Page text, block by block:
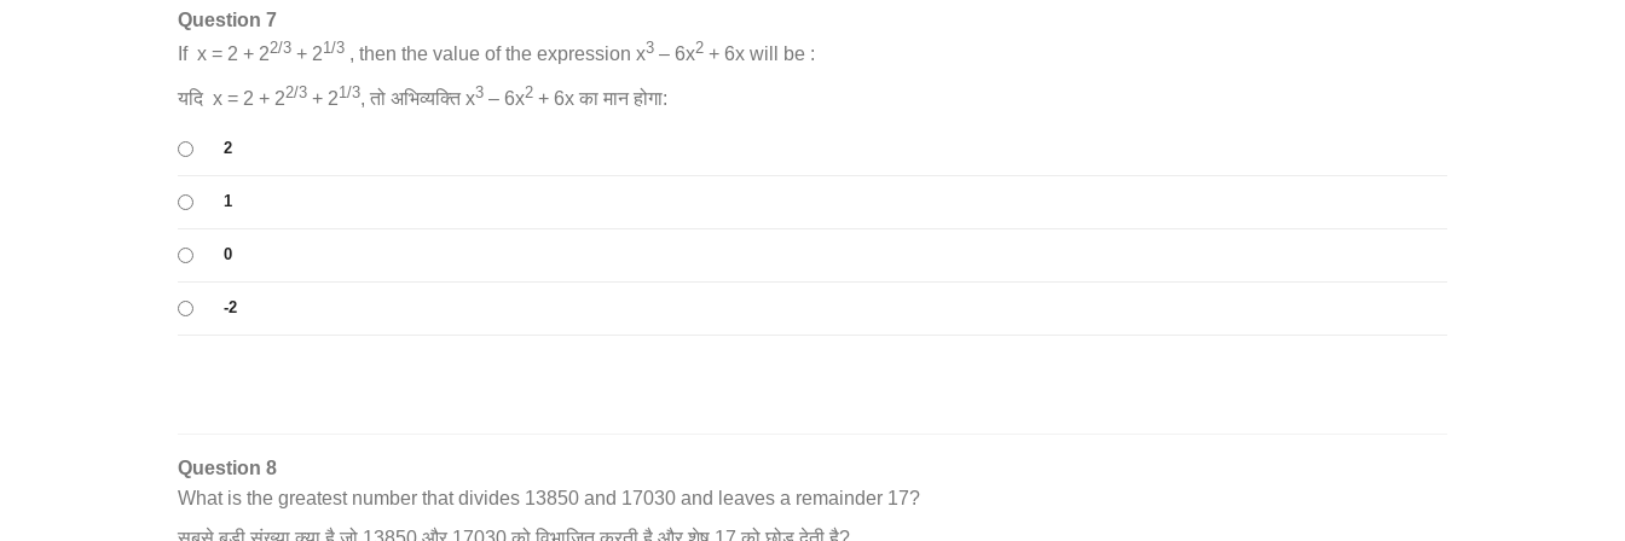
Question 7
If x = 2 + 22/3 + 21/3 , then the value of the expression x3 – 6x2 + 6x will be :
यदि x = 2 + 22/3 + 21/3, तो अभिव्यक्ति x3 – 6x2 + 6x का मान होगा:
2
1
0
-2
Question 8
What is the greatest number that divides 13850 and 17030 and leaves a remainder 17?